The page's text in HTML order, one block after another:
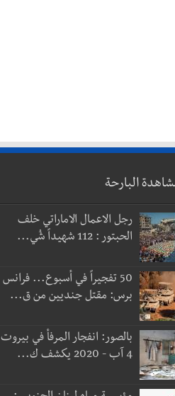
البارحة
رجل الاعمال الاماراتي خلف
الحبتور : 112 شهيداً شُي...
50 تفجيراً في أسبوع... فرانس
برس: مقتل جنديين من ق...
بالصور: انفجار المرفأ في بيروت
4 آب - 2020 يكشف ك...